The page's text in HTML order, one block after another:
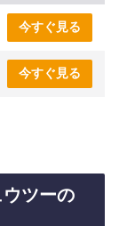
今すぐ見る
今すぐ見る
ツーの